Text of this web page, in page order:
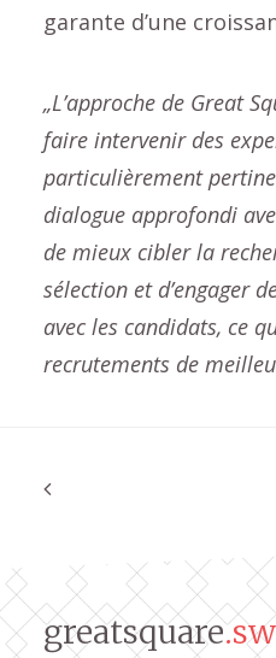
garante d’une
„L’approche de Great
faire intervenir des
particulièrement
dialogue approfondi
de mieux cibler la
sélection et d’engager
avec les candidats, ce
recrutements de
greatsquare